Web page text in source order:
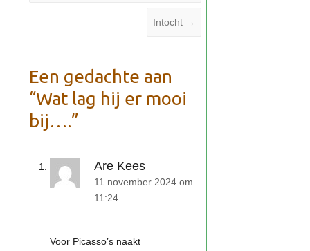
Intocht →
Wat lag hij er mooi
bij….
Are Kees
11 november 2024 om
11:24
Voor Picasso’s naakt